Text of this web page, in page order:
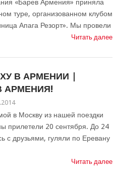
«Барев Армения» приняла
туре, организованном клубом
Апага Резорт». Мы провели
Читать далее
В АРМЕНИИ |
АРМЕНИЯ!
в Москву из нашей поездки
прилетели 20 сентября. До 24
с друзьями, гуляли по Еревану
Читать далее